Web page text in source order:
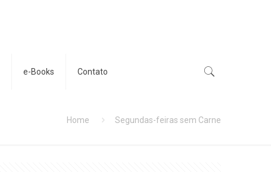
e-Books Contato
Home Segundas-feiras sem Carne